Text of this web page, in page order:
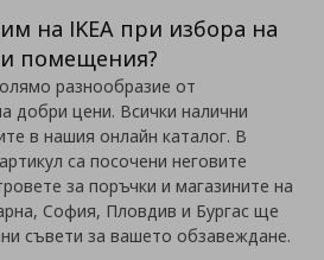
на IKEA при избора на
помещения?
разнообразие от
добри цени. Всички налични
в нашия онлайн каталог. В
са посочени неговите
за поръчки и магазините на
София, Пловдив и Бургас ще
съвети за вашето обзавеждане.